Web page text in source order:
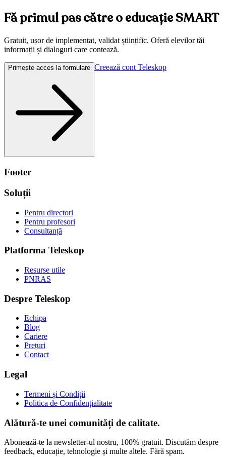
Fă primul pas către o educație SMART
Gratuit, ușor de implementat, validat științific. Oferă elevilor tăi
informații și dialoguri care contează.
Primește acces la formulare Creează cont Teleskop
Footer
Soluții
Pentru directori
Pentru profesori
Consultanță
Platforma Teleskop
Resurse utile
PNRAS
Despre Teleskop
Echipa
Blog
Cariere
Prețuri
Contact
Legal
Termeni și Condiții
Politica de Confidențialitate
Alătură-te unei comunități de calitate.
Abonează-te la newsletter-ul nostru, 100% gratuit. Discutăm despre
feedback, educație, tehnologie și multe altele. Fără spam.